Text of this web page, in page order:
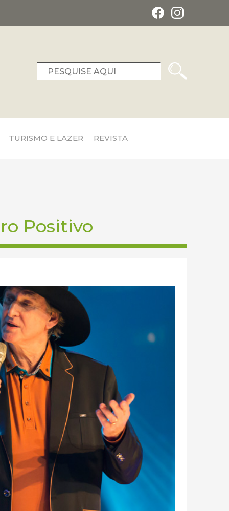
TURISMO E LAZER REVISTA
Positivo